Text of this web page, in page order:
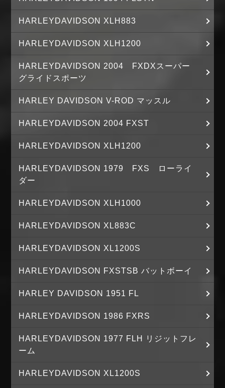
HARLEYDAVIDSON XLH883
HARLEYDAVIDSON XLH1200
HARLEYDAVIDSON 2004 FXDXスーパー
グライドスポーツ
HARLEY DAVIDSON V-ROD マッスル
HARLEYDAVIDSON 2004 FXST
HARLEYDAVIDSON XLH1200
HARLEYDAVIDSON 1979 FXS ローライ
ダー
HARLEYDAVIDSON XLH1000
HARLEYDAVIDSON XL883C
HARLEYDAVIDSON XL1200S
HARLEYDAVIDSON FXSTSB バットボーイ
HARLEY DAVIDSON 1951 FL
HARLEYDAVIDSON 1986 FXRS
HARLEYDAVIDSON 1977 FLH リジットフレ
ーム
HARLEYDAVIDSON XL1200S